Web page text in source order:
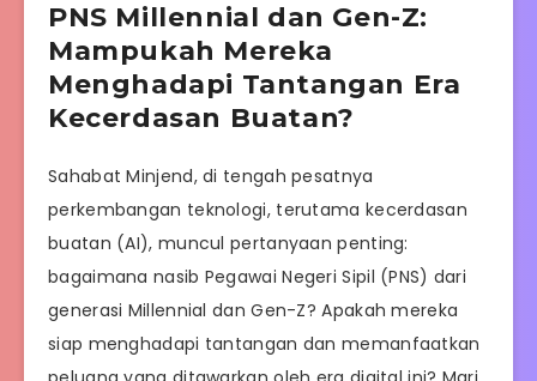
PNS Millennial dan Gen-Z:
Mampukah Mereka
Menghadapi Tantangan Era
Kecerdasan Buatan?
Sahabat Minjend, di tengah pesatnya
perkembangan teknologi, terutama kecerdasan
buatan (AI), muncul pertanyaan penting:
bagaimana nasib Pegawai Negeri Sipil (PNS) dari
generasi Millennial dan Gen-Z? Apakah mereka
siap menghadapi tantangan dan memanfaatkan